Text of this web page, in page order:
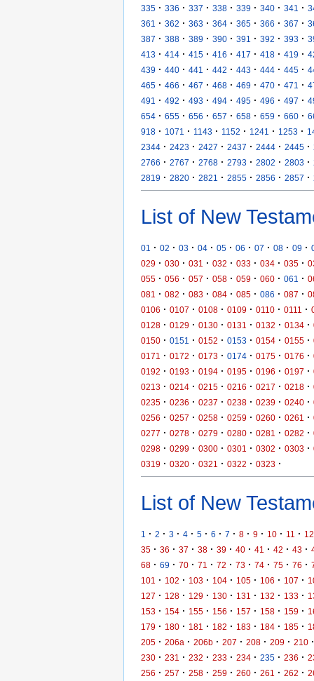
335 · 336 · 337 · 338 · 339 · 340 · 341 ·
361
· 362 · 363 · 364 · 365 · 366 · 367 ·
387 · 388 · 389 · 390 · 391 · 392 · 393 ·
413 · 414 · 415 · 416 · 417 · 418 · 419 ·
439 · 440 · 441 · 442 · 443 · 444 · 445 ·
465 · 466 · 467 · 468 · 469 · 470 · 471 ·
491
· 492 · 493 · 494 · 495 · 496 · 497 ·
654 · 655 · 656 · 657 · 658 · 659 · 660 ·
918 · 1071 · 1143 · 1152 · 1241 · 1253 ·
2344 · 2423 · 2427 · 2437 · 2444 · 2445 ·
2766 · 2767 · 2768 · 2793 · 2802 · 2803 ·
2819 · 2820 · 2821 · 2855 · 2856 · 2857 ·
List of New
01 · 02 · 03 · 04 · 05 · 06 · 07 · 08 · 09 ·
029 · 030 · 031 · 032 · 033 · 034 · 035 ·
055 · 056 · 057 · 058 · 059 · 060 · 061 ·
081
· 082 · 083 · 084 · 085 · 086 · 087 ·
0106 · 0107 · 0108 · 0109 · 0110 · 0111 ·
0128 · 0129 · 0130 · 0131 · 0132 · 0134 ·
0150 · 0151 · 0152 · 0153 · 0154 · 0155 ·
0171
· 0172 · 0173 · 0174 · 0175 · 0176 ·
0192 · 0193 · 0194 · 0195 · 0196 · 0197 ·
0213 · 0214 · 0215 · 0216 · 0217 · 0218 ·
0235 · 0236 · 0237 · 0238 · 0239 · 0240 ·
0256 · 0257 · 0258 · 0259 · 0260 · 0261 ·
0277 · 0278 · 0279 · 0280 · 0281 · 0282 ·
0298 · 0299 · 0300 · 0301 · 0302 · 0303 ·
0319 · 0320 · 0321 · 0322 · 0323 ·
List of New
1 · 2 · 3 · 4 · 5 · 6 · 7 · 8 · 9 · 10 · 11 · 12
35 · 36 · 37 · 38 · 39 · 40 · 41 · 42 · 43 ·
68 · 69 · 70 · 71 · 72 · 73 · 74 · 75 · 76 ·
101
· 102 · 103 · 104 · 105 · 106 · 107 ·
127 · 128 · 129 · 130 · 131 · 132 · 133 ·
153 · 154 · 155 · 156 · 157 · 158 · 159 ·
179 · 180 · 181 · 182 · 183 · 184 · 185 ·
205 · 206a · 206b · 207 · 208 · 209 · 210 ·
230 · 231 · 232 · 233 · 234 · 235 · 236 ·
256 · 257 · 258 · 259 · 260 · 261 · 262 ·